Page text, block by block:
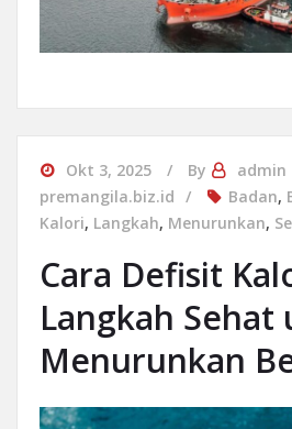
Okt 3, 2025 By
admin
premangila.biz.id
Badan,
Kalori, Langkah, Menurunkan,
Cara Defisit
Langkah Sehat
Menurunkan